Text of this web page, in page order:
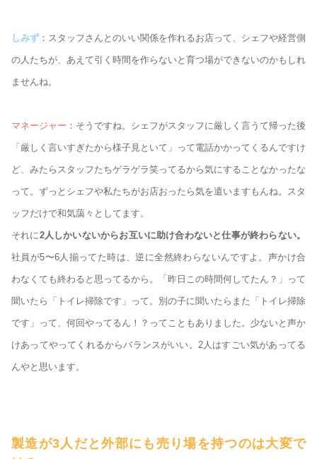
しみず ：スタッフさんとのいい関係を作れるお店って、シェフや経営側
の人たちが、あえて引く時間を作らないと育つ場ができないのかもしれ
ませんね。
マネージャー ：そうですね。シェフがスタッフに厳しく言うて帰った後
「厳しく言いすぎたから様子見といて」って電話かかってくるんですけ
ど、みたらスタッフたちゲラゲラ笑ってるから気にすることなかったな
って。ずっとシェフや私たちがお店おったら気を遣いますもんね。スタ
ッフだけで和気藹々としてます。
それに 2人しかいないからお互いに助け合わないと仕事が終わらない。
社員が5〜6人揃ってた時は、逆に全然終わらないんですよ。声かけ合
わなくても終わると思ってるから。「昨日この時間何してたん？」って
聞いたら「トイレ掃除です」って。別の子に聞いたらまた「トイレ掃除
です」って、何回やってるん！？ってこともありました。少ないと声か
けあってやってくれるからバランスがいい。2人はすごい気があってる
んやと思います。
製造が3人だと外部にも売り場を持つのは大変で